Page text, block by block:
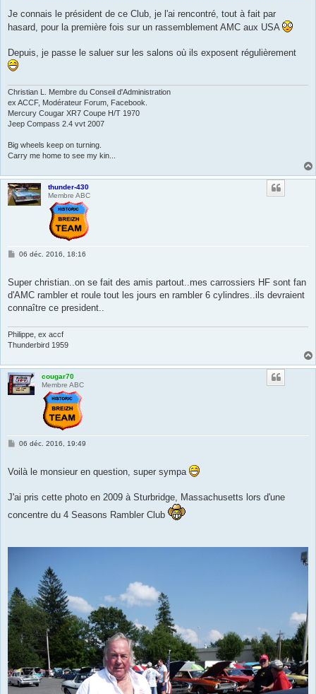
Je connais le président de ce Club, je l'ai rencontré, tout à fait par
hasard, pour la première fois sur un rassemblement AMC aux USA
Depuis, je passe le saluer sur les salons où ils exposent régulièrement
Christian L. Membre du Conseil d'Administration
ex ACCF, Modérateur Forum, Facebook.
Mercury Cougar XR7 Coupe H/T 1970
Jeep Compass 2.4 vvt 2007
Big wheels keep on turning.
Carry me home to see my kin...
thunder-430
Membre ABC
M
s
a
g
e
06 déc. 2016, 18:16
Super christian..on se fait des amis partout..mes carrossiers HF sont fan
d'AMC rambler et roule tout les jours en rambler 6 cylindres..ils devraient
connaître ce president..
Philippe, ex accf
Thunderbird 1959
cougar70
Membre ABC
M
s
a
e
06 déc. 2016, 19:49
Voilà le monsieur en question, super sympa
J'ai pris cette photo en 2009 à Sturbridge, Massachusetts lors d'une
concentre du 4 Seasons Rambler Club